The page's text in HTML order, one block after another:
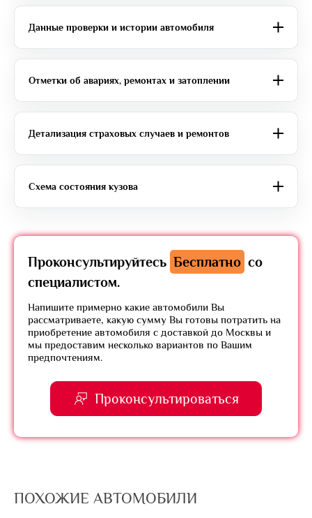
Данные проверки и истории автомобиля
Отметки об авариях, ремонтах и затоплении
Детализация страховых случаев и ремонтов
Схема состояния кузова
Проконсультируйтесь Бесплатно со
специалистом.
Напишите примерно какие автомобили Вы
рассматриваете, какую сумму Вы готовы потратить на
приобретение автомобиля с доставкой до Москвы и
мы предоставим несколько вариантов по Вашим
предпочтениям.
Проконсультироваться
ПОХОЖИЕ АВТОМОБИЛИ